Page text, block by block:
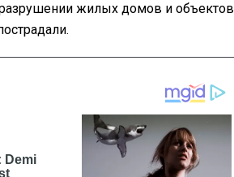
жилых домов и объектов